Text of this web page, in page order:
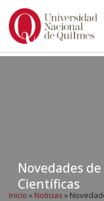
Ir
Novedades
Científicas
Inicio » Noticias »